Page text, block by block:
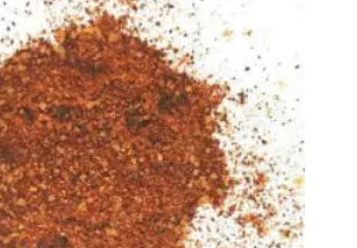
6,00 €
à
12,00 €